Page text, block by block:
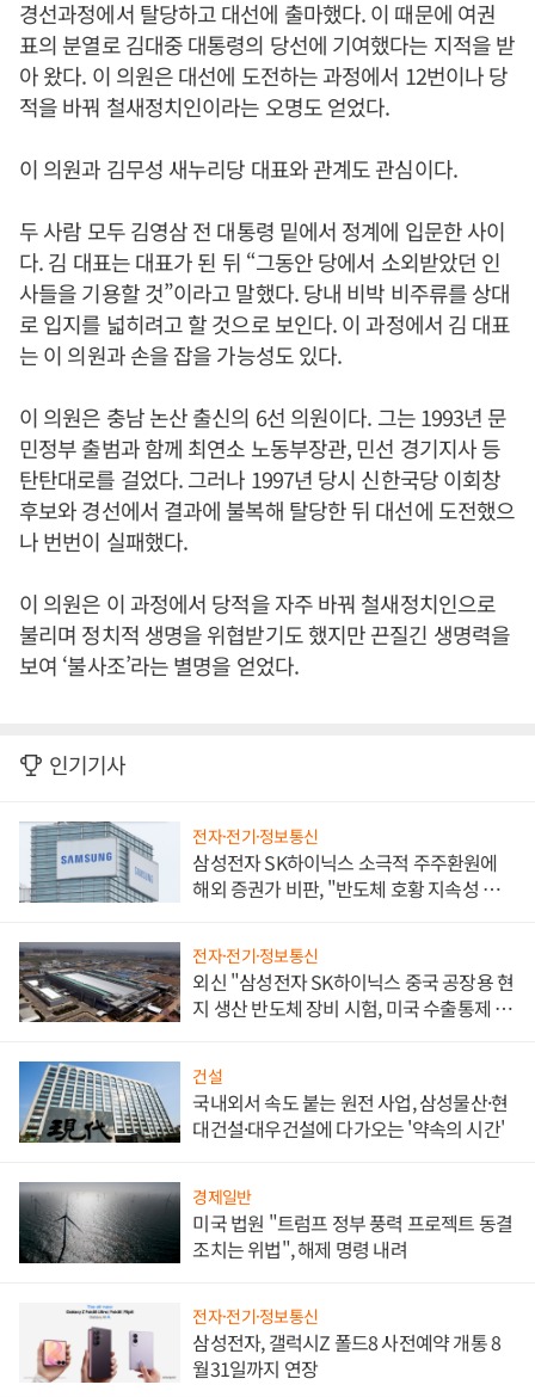
경선과정에서 탈당하고 대선에 출마했다. 이 때문에 여권
표의 분열로 김대중 대통령의 당선에 기여했다는 지적을 받
아 왔다. 이 의원은 대선에 도전하는 과정에서 12번이나 당
적을 바꿔 철새정치인이라는 오명도 얻었다.
이 의원과 김무성 새누리당 대표와 관계도 관심이다.
두 사람 모두 김영삼 전 대통령 밑에서 정계에 입문한 사이
다. 김 대표는 대표가 된 뒤 “그동안 당에서 소외받았던 인
사들을 기용할 것”이라고 말했다. 당내 비박 비주류를 상대
로 입지를 넓히려고 할 것으로 보인다. 이 과정에서 김 대표
는 이 의원과 손을 잡을 가능성도 있다.
이 의원은 충남 논산 출신의 6선 의원이다. 그는 1993년 문
민정부 출범과 함께 최연소 노동부장관, 민선 경기지사 등
탄탄대로를 걸었다. 그러나 1997년 당시 신한국당 이회창
후보와 경선에서 결과에 불복해 탈당한 뒤 대선에 도전했으
나 번번이 실패했다.
이 의원은 이 과정에서 당적을 자주 바꿔 철새정치인으로
불리며 정치적 생명을 위협받기도 했지만 끈질긴 생명력을
보여 ‘불사조’라는 별명을 얻었다.
인기기사
전자·전기·정보통신
삼성전자 SK하이닉스 소극적 주주환원에
해외 증권가 비판, "반도체 호황 지속성 의
전자·전기·정보통신
외신 "삼성전자 SK하이닉스 중국 공장용 현
지 생산 반도체 장비 시험, 미국 수출통제 대
건설
국내외서 속도 붙는 원전 사업, 삼성물산·현
대건설·대우건설에 다가오는 '약속의 시간'
경제일반
미국 법원 "트럼프 정부 풍력 프로젝트 동결
조치는 위법", 해제 명령 내려
전자·전기·정보통신
삼성전자, 갤럭시Z 폴드8 사전예약 개통 8
월31일까지 연장